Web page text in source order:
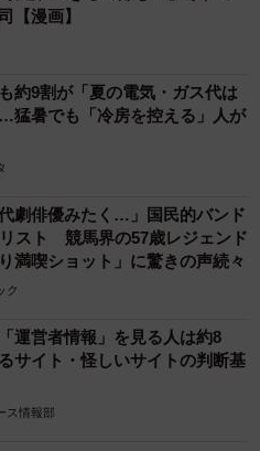
【漫画】
約9割が「夏の電気・ガス代は
猛暑でも「冷房を控える」人が
代劇俳優みたく…」国民的バンド
スト 競馬界の57歳レジェンド
満喫ショット」に驚きの声続々
ク
運営者情報」を見る人は約8
サイト・怪しいサイトの判断基
ス情報部